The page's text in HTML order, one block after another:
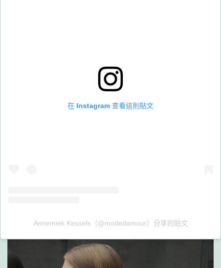
在 Instagram 查看這則貼文
Annemiek Kessels（@modedamour）分享的貼文